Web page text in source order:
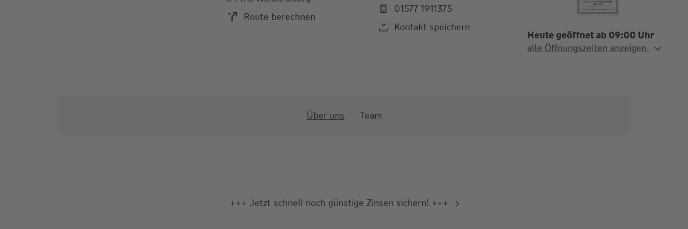
Route berechnen
01577 1911375
Kontakt speichern
Heute geöffnet ab 09:00 Uhr
Alle Öffnungszeiten
alle Öffnungszeiten anzeigen
Über uns Team
+++ Jetzt schnell noch günstige Zinsen sichern! +++